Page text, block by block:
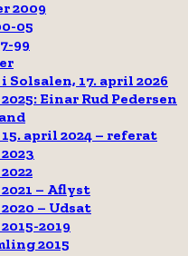
2009
05
99
17. april 2026
Einar Rud Pedersen
april 2024 – referat
– Aflyst
– Udsat
2019
2015